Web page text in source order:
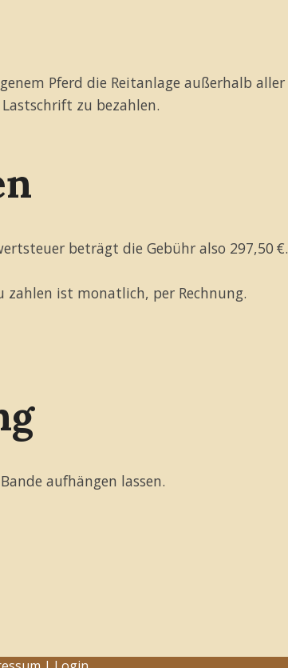
Pferd die Reitanlage außerhalb aller
zu bezahlen.
beträgt die Gebühr also 297,50 €.
ist monatlich, per Rechnung.
aufhängen lassen.